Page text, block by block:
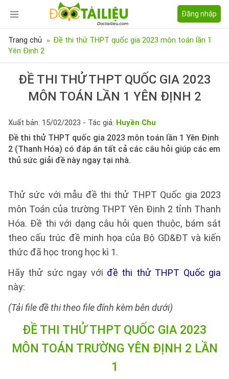
Đăng nhập
Trang chủ
Đề thi thử THPT quốc gia 2023 môn toán lần 1
Yên Định 2
ĐỀ THI THỬ THPT QUỐC GIA 2023
MÔN TOÁN LẦN 1 YÊN ĐỊNH 2
Xuất bản: 15/02/2023 - Tác giả: Huyền Chu
Đề thi thử THPT quốc gia 2023 môn toán lần 1 Yên Định
2 (Thanh Hóa) có đáp án tất cả các câu hỏi giúp các em
thủ sức giải đề này ngay tại nhà.
Thử sức với mẫu đề thi thử THPT Quốc gia 2023
môn Toán của trường THPT Yên Định 2 tỉnh Thanh
Hóa. Đề thi với dạng câu hỏi quen thuộc, bám sát
theo cấu trúc đề minh họa của Bộ GD&ĐT và kiến
thức đã học trong học kì 1.
Hãy thử sức ngay với đề thi thử THPT Quốc gia
này:
(Tải file đề thi theo file đính kèm bên dưới)
ĐỀ THI THỬ THPT QUỐC GIA 2023
MÔN TOÁN TRƯỜNG YÊN ĐỊNH 2 LẦN
1